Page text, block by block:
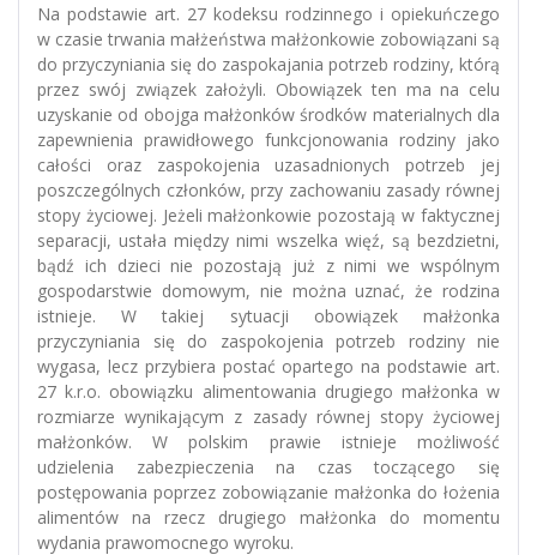
Na podstawie art. 27 kodeksu rodzinnego i opiekuńczego
w czasie trwania małżeństwa małżonkowie zobowiązani są
do przyczyniania się do zaspokajania potrzeb rodziny, którą
przez swój związek założyli. Obowiązek ten ma na celu
uzyskanie od obojga małżonków środków materialnych dla
zapewnienia prawidłowego funkcjonowania rodziny jako
całości oraz zaspokojenia uzasadnionych potrzeb jej
poszczególnych członków, przy zachowaniu zasady równej
stopy życiowej. Jeżeli małżonkowie pozostają w faktycznej
separacji, ustała między nimi wszelka więź, są bezdzietni,
bądź ich dzieci nie pozostają już z nimi we wspólnym
gospodarstwie domowym, nie można uznać, że rodzina
istnieje. W takiej sytuacji obowiązek małżonka
przyczyniania się do zaspokojenia potrzeb rodziny nie
wygasa, lecz przybiera postać opartego na podstawie art.
27 k.r.o. obowiązku alimentowania drugiego małżonka w
rozmiarze wynikającym z zasady równej stopy życiowej
małżonków. W polskim prawie istnieje możliwość
udzielenia zabezpieczenia na czas toczącego się
postępowania poprzez zobowiązanie małżonka do łożenia
alimentów na rzecz drugiego małżonka do momentu
wydania prawomocnego wyroku.